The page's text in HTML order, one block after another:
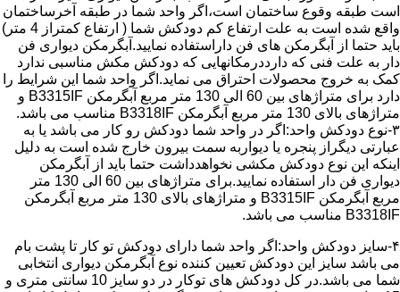
است طبقه وقوع ساختمان است،اگر واحد شما در طبقه آخرساختمان
واقع شده است به علت ارتفاع کم دودکش شما ( ارتفاع کمتراز 4 متر)
باید حتما از آبگرمکن های فن داراستفاده نمایید.آبگرمکن دیواری فن
دار به علت فنی که دارددرمکانهایی که دودکش مکش مناسبی ندارد
کمک به خروج محصولات احتراق می نماید.اگر واحد شما این شرایط را
دارد برای متراژهای بین 60 الی 130 متر مربع آبگرمکن B3315IF و
متراژهای بالای 130 متر مربع آبگرمکن B3318IF مناسب می باشد.
۳-نوع دودکش واحد:اگر در واحد شما دودکش رو کار می باشد یا به
عبارتی دیگراز پنجره یا دیواربه سمت بیرون خارج شده است به دلیل
اینکه این نوع دودکش مکشی نخواهدداشت حتما باید از آبگرمکن
دیواری فن دار استفاده نمایید.برای متراژهای بین 60 الی 130 متر
مربع آبگرمکن B3315IF و متراژهای بالای 130 متر مربع آبگرمکن
B3318IF مناسب می باشد.
۴-سایز دودکش واحد:اگر واحد شما دارای دودکش تو کار تا پشت بام
می باشد سایز این دودکش تعیین کننده نوع آبگرمکن دیواری انتخابی
شما می باشد.در کل دودکش های توکار در دو سایز 10 سانتی متری و